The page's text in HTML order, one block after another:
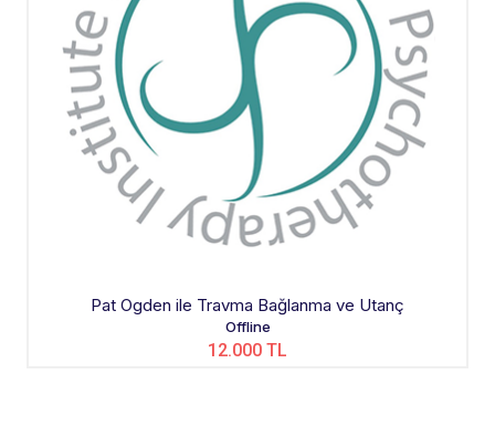
Pat Ogden ile Travma Bağlanma ve Utanç
Offline
12.000 TL